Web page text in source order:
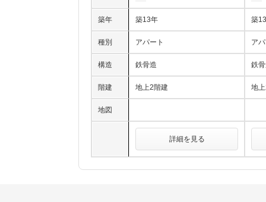
築年 築13年 築
種別 アパート ア
構造 鉄骨造 鉄
階建 地上2階建 地
地図
詳細を見る